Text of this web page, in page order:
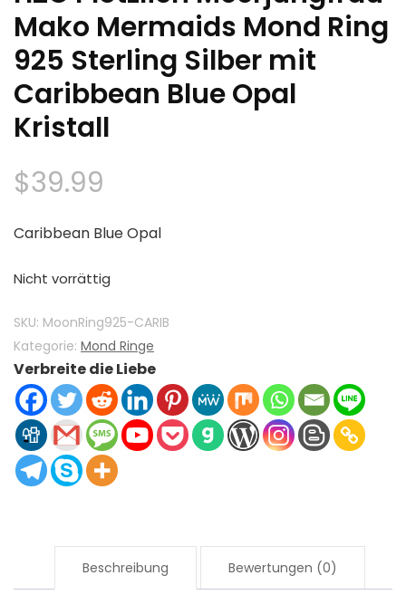
Mako Mermaids Mond Ring
925 Sterling Silber mit
Caribbean Blue Opal
Kristall
$39.99
Caribbean Blue Opal
Nicht vorrättig
SKU: MoonRing925-CARIB
Kategorie: Mond Ringe
Verbreite die Liebe
Beschreibung Bewertungen (0)